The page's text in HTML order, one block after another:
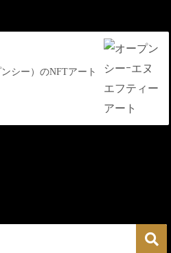
ンシー）のNFTアート